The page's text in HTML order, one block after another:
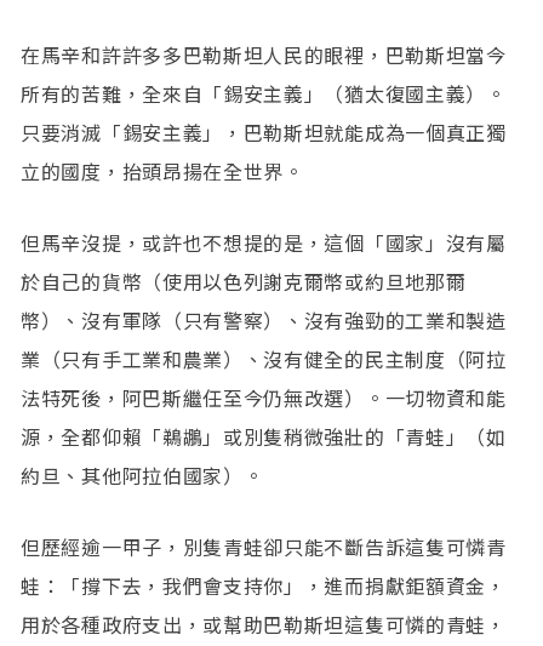
在馬辛和許許多多巴勒斯坦人民的眼裡，巴勒斯坦當今
所有的苦難，全來自「錫安主義」（猶太復國主義）。
只要消滅「錫安主義」，巴勒斯坦就能成為一個真正獨
立的國度，抬頭昂揚在全世界。
但馬辛沒提，或許也不想提的是，這個「國家」沒有屬
於自己的貨幣（使用以色列謝克爾幣或約旦地那爾
幣）、沒有軍隊（只有警察）、沒有強勁的工業和製造
業（只有手工業和農業）、沒有健全的民主制度（阿拉
法特死後，阿巴斯繼任至今仍無改選）。一切物資和能
源，全都仰賴「鵜鶘」或別隻稍微強壯的「青蛙」（如
約旦、其他阿拉伯國家）。
但歷經逾一甲子，別隻青蛙卻只能不斷告訴這隻可憐青
蛙：「撐下去，我們會支持你」，進而捐獻鉅額資金，
用於各種政府支出，或幫助巴勒斯坦這隻可憐的青蛙，